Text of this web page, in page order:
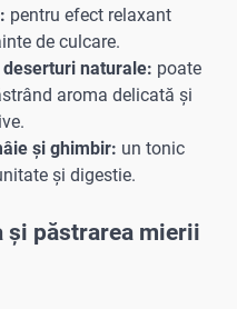
pentru efect relaxant
de culcare.
naturale: poate
aroma delicată și
și ghimbir: un tonic
și digestie.
și păstrarea mierii